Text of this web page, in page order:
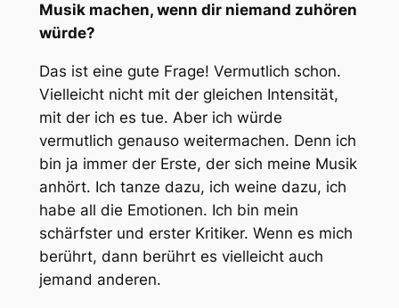
Musik machen, wenn dir niemand zuhören
würde?
Das ist eine gute Frage! Vermutlich schon.
Vielleicht nicht mit der gleichen Intensität,
mit der ich es tue. Aber ich würde
vermutlich genauso weitermachen. Denn ich
bin ja immer der Erste, der sich meine Musik
anhört. Ich tanze dazu, ich weine dazu, ich
habe all die Emotionen. Ich bin mein
schärfster und erster Kritiker. Wenn es mich
berührt, dann berührt es vielleicht auch
jemand anderen.